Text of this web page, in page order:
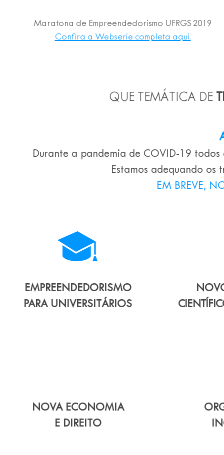
Maratona de Empreendedorismo UFRGS 2019
Confira a Webserie completa aqui.
QUE TEMÁTICA DE
Durante a pandemia de COVID-19 todos
Estamos adequando os
EM BREVE,
EMPREENDEDORISMO
PARA UNIVERSITÁRIOS
NOVA ECONOMIA
E DIREITO